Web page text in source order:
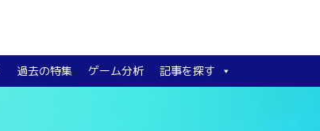
過去の特集 ゲーム分析 記事を探す